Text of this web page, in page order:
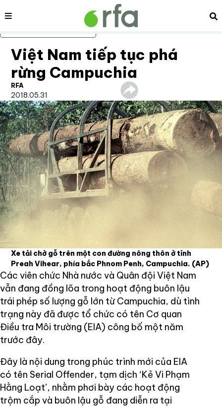
Bỏ qua nội dung chính
Nội dung
Việt Nam tiếp tục phá
rừng Campuchia
RFA
2018.05.31
Xe tải chở gỗ trên một con đường nông thôn ở tỉnh
Preah Vihear, phía bắc Phnom Penh, Campuchia. (AP)
Các viên chức Nhà nước và Quân đội Việt Nam
vẫn đang đồng lõa trong hoạt động buôn lậu
trái phép số lượng gỗ lớn từ Campuchia, dù tình
trạng này đã được tổ chức có tên Cơ quan
Điều tra Môi trường (EIA) công bố một năm
trước đây.
Đây là nội dung trong phúc trình mới của EIA
có tên Serial Offender, tạm dịch ‘Kẻ Vi Phạm
Hằng Loạt’, nhằm phơi bày các hoạt động
trộm cắp và buôn lậu gỗ đang diễn ra tại